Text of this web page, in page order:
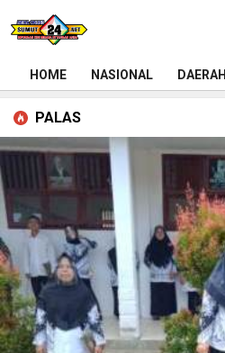
HOME NASIONAL DAERAH
PALAS